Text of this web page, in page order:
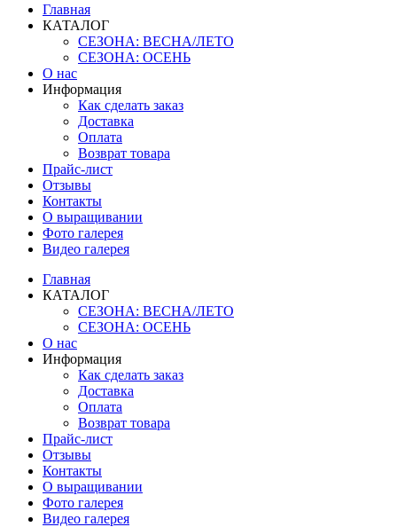
Главная
КАТАЛОГ
СЕЗОНА: ВЕСНА/ЛЕТО
СЕЗОНА: ОСЕНЬ
О нас
Информация
Как сделать заказ
Доставка
Оплата
Возврат товара
Прайс-лист
Отзывы
Контакты
О выращивании
Фото галерея
Видео галерея
Главная
КАТАЛОГ
СЕЗОНА: ВЕСНА/ЛЕТО
СЕЗОНА: ОСЕНЬ
О нас
Информация
Как сделать заказ
Доставка
Оплата
Возврат товара
Прайс-лист
Отзывы
Контакты
О выращивании
Фото галерея
Видео галерея